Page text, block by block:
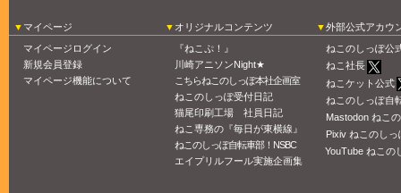
マイページ
マイページログイン
新規会員登録
マイページ機能について
オリジナルコンテンツ
『ねこぷ！』
川崎アニソンNight★
こちらねこのしっぽ本社企画室
ねこのしっぽ受付日記
猫尾印刷工場 社員日記
ねこ専務の『毎日が東横線』
ねこのしっぽ自転車部！NSBC
エイプリルフール実施企画集
外部公式アカウ
ねこのしっぽ公
ねこ社長
ねこケット公式
ねこのしっぽ自
Mastodon ねこ
Pixiv ねこのしっ
YouTube ねこの